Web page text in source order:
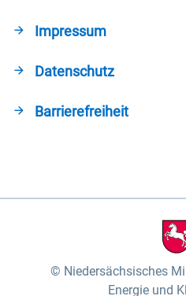
Impressum
Datenschutz
Barrierefreiheit
Niedersächsisches
Energie und